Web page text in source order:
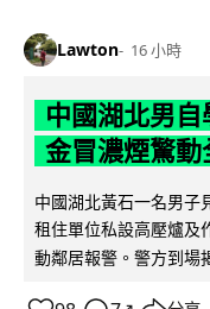
Lawton 16 小時
中國湖北男
金冒濃煙驚動
中國湖北黃石一名男子
租住單位私設高壓爐及
動鄰居報警。警方到場